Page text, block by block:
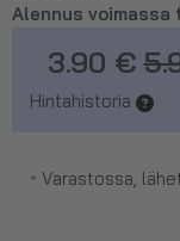
Alennus
3.90 €
Hintahistoria
• Varastossa,